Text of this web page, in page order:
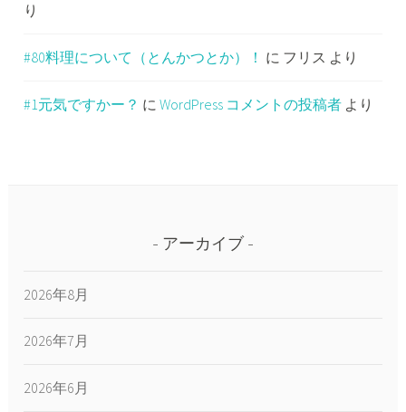
り
#80料理について（とんかつとか）！ に フリス より
#1元気ですかー？ にWordPress コメントの投稿者 より
アーカイブ
2026年8月
2026年7月
2026年6月